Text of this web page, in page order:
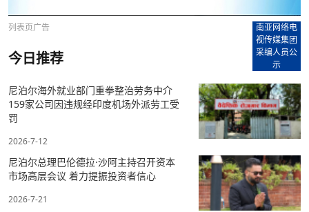
列表页广告
南亚网络电
视传媒集团
采编人员公
示
今日推荐
尼泊尔海外就业部门重拳整治劳务中介
159家公司因违规经印度机场外派劳工受
罚
2026-7-12
尼泊尔总理巴伦德拉·沙阿主持召开资本
市场高层会议 着力提振投资者信心
2026-7-21